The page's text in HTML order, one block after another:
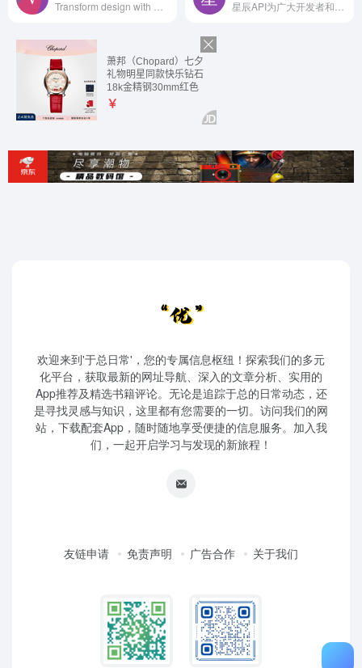
欢迎来到'于总日常'，您的专属信息枢纽！探索我们的多元
化平台，获取最新的网址导航、深入的文章分析、实用的
App推荐及精选书籍评论。无论是追踪于总的日常动态，还
是寻找灵感与知识，这里都有您需要的一切。访问我们的网
站，下载配套App，随时随地享受便捷的信息服务。加入我
们，一起开启学习与发现的新旅程！
友链申请 免责声明 广告合作 关于我们